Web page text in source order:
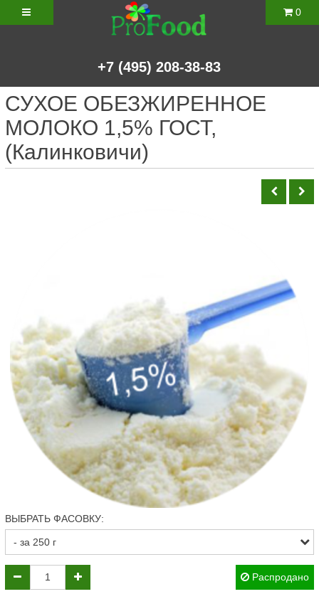
+7 (495) 208-38-83
0
СУХОЕ ОБЕЗЖИРЕННОЕ
МОЛОКО 1,5% ГОСТ,
(Калинковичи)
ВЫБРАТЬ ФАСОВКУ:
Распродано